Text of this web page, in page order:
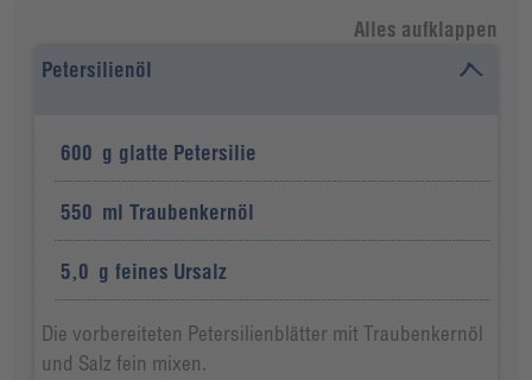
Alles aufklappen
Petersilienöl
600 g glatte Petersilie
550 ml Traubenkernöl
5,0 g feines Ursalz
Die vorbereiteten Petersilienblätter mit Traubenkernöl
und Salz fein mixen.